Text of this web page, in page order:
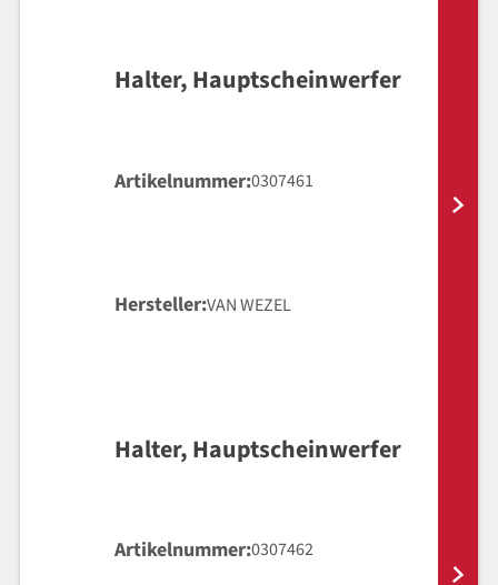
Halter, Hauptscheinwerfer
Artikelnummer 0307461
Hersteller VAN WEZEL
Halter, Hauptscheinwerfer
Artikelnummer 0307462